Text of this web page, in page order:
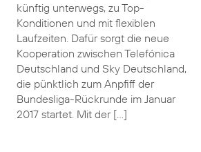
künftig unterwegs, zu Top-
Konditionen und mit flexiblen
Laufzeiten. Dafür sorgt die neue
Kooperation zwischen Telefónica
Deutschland und Sky Deutschland,
die pünktlich zum Anpfiff der
Bundesliga-Rückrunde im Januar
2017 startet. Mit der […]